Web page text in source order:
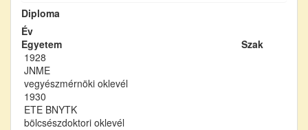
Diploma
Év
Egyetem
Szak
1928
JNME
vegyészmérnöki oklevél
1930
ETE BNYTK
bölcsészdoktori oklevél